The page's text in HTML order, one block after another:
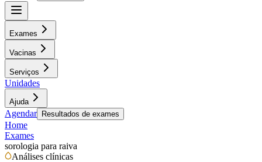
Exames
Vacinas
Serviços
Unidades
Ajuda
Agendar Resultados de exames
Home
Exames
sorologia para raiva
Análises clínicas